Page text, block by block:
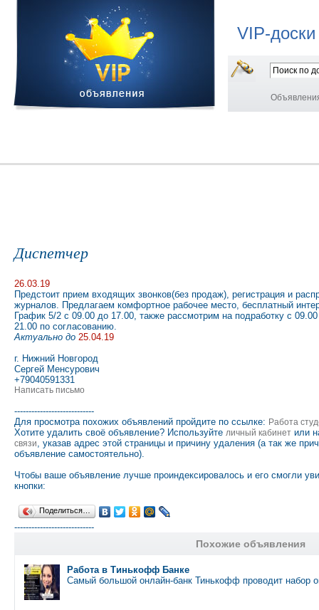
VIP-
Диспетчер
26.03.19
Предстоит прием входящих звонков(без продаж), регистрация и
журналов. Предлагаем комфортное рабочее место, бесплатный
График 5/2 с 09.00 до 17.00, также рассмотрим на подработку с
21.00 по согласованию.
Актуально до 25.04.19
г. Нижний Новгород
Сергей Менсурович
+79040591331
Написать письмо
----------------------------
Для просмотра похожих объявлений пройдите по ссылке: Работа
Хотите удалить своё объявление? Используйте личный кабинет или
связи, указав адрес этой страницы и причину удаления (а так же
объявление самостоятельно).
Чтобы ваше объявление лучше проиндексировалось и его смогли
кнопки:
Поделиться…
----------------------------
Похожие объявления
Работа в Тинькофф Банке
Самый большой онлайн-банк Тинькофф проводит набор